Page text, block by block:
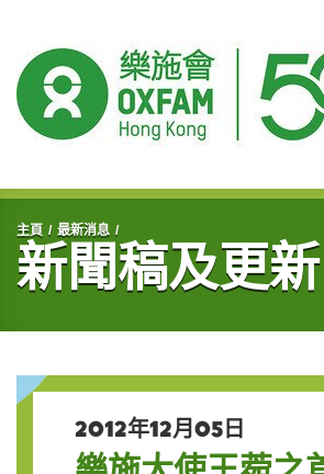
開始主要內容
主頁 最新消息
新聞稿及更新
2012年12月05日